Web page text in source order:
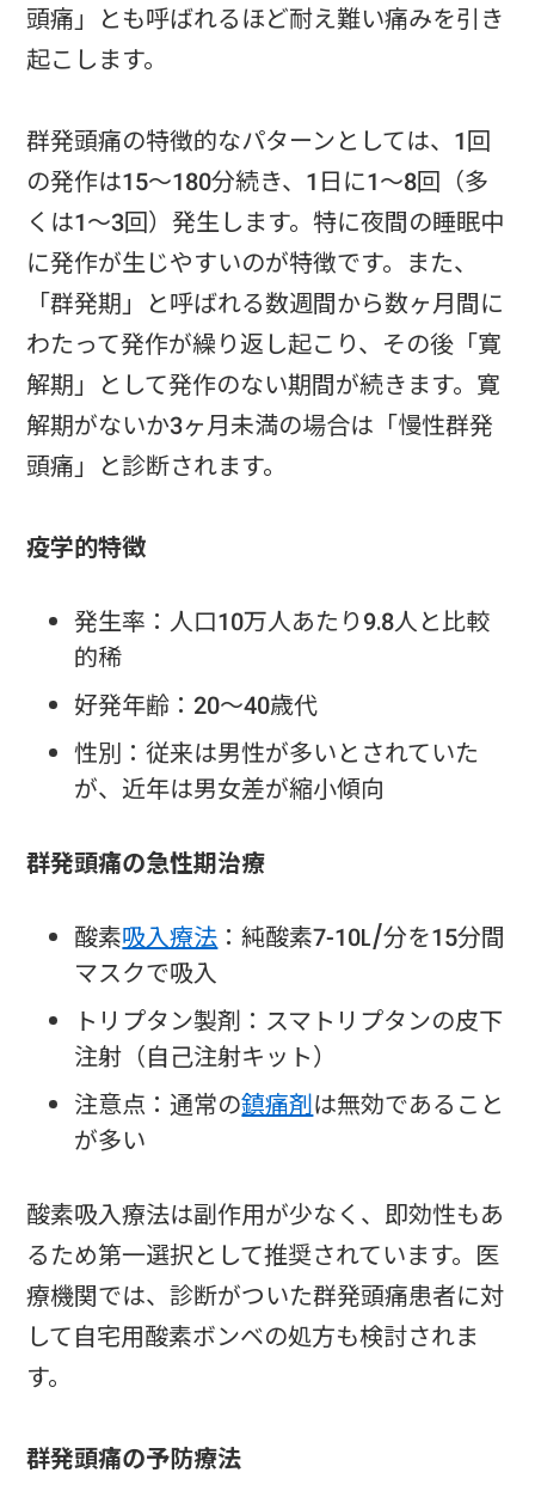
頭痛」とも呼ばれるほど耐え難い痛みを引き
起こします。
群発頭痛の特徴的なパターンとしては、1回
の発作は15〜180分続き、1日に1〜8回（多
くは1〜3回）発生します。特に夜間の睡眠中
に発作が生じやすいのが特徴です。また、
「群発期」と呼ばれる数週間から数ヶ月間に
わたって発作が繰り返し起こり、その後「寛
解期」として発作のない期間が続きます。寛
解期がないか3ヶ月未満の場合は「慢性群発
頭痛」と診断されます。
疫学的特徴
発生率：人口10万人あたり9.8人と比較
的稀
好発年齢：20〜40歳代
性別：従来は男性が多いとされていた
が、近年は男女差が縮小傾向
群発頭痛の急性期治療
酸素吸入療法 ：純酸素7-10L/分を15分間
マスクで吸入
トリプタン製剤：スマトリプタンの皮下
注射（自己注射キット）
注意点：通常の鎮痛剤は無効であること
が多い
酸素吸入療法は副作用が少なく、即効性もあ
るため第一選択として推奨されています。医
療機関では、診断がついた群発頭痛患者に対
して自宅用酸素ボンベの処方も検討されま
す。
群発頭痛の予防療法